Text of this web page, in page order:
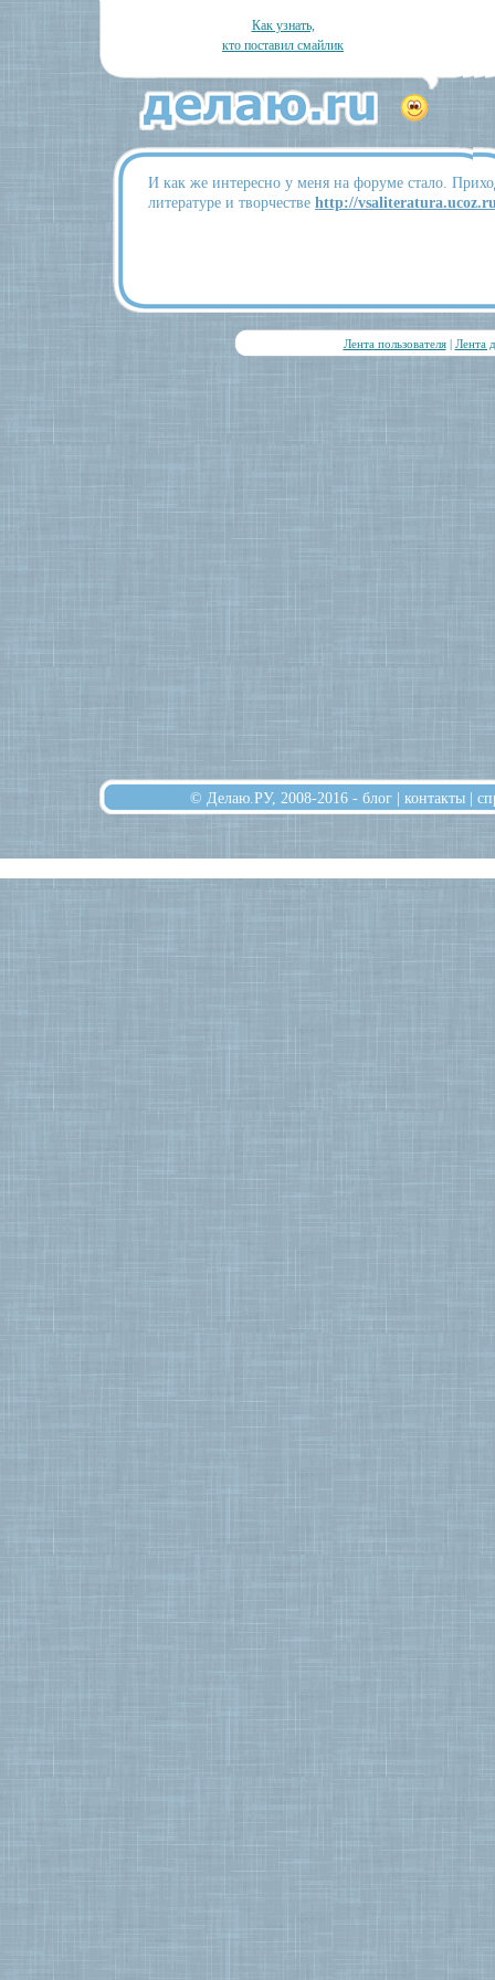
Как узнать,
кто поставил смайлик
И как же интересно у меня на форуме стало.
литературе и творчестве http://
Лента пользователя| Лента
© Делаю.РУ, 2008-2016 - блог | контакты |